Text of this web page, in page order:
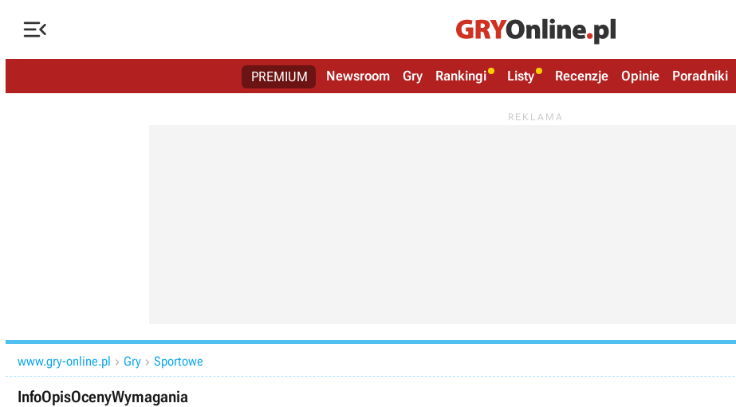

PREMIUM Newsroom Gry Rankingi Listy Recenzje Opinie Poradniki
www.gry-online.pl  Gry  Sportowe
InfoOpisOcenyWymagania